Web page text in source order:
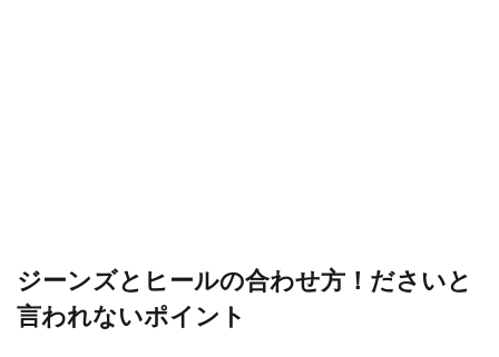
ジーンズとヒールの合わせ方！ださいと
言われないポイント